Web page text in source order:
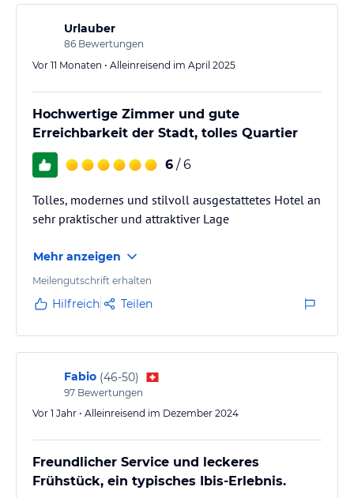
Urlauber
86 Bewertungen
Vor 11 Monaten • Alleinreisend im April 2025
Hochwertige Zimmer und gute
Erreichbarkeit der Stadt, tolles Quartier
6 / 6
Tolles, modernes und stilvoll ausgestattetes Hotel an
sehr praktischer und attraktiver Lage
Mehr anzeigen
Meilengutschrift erhalten
Hilfreich Teilen
Fabio (46-50)
97 Bewertungen
Vor 1 Jahr • Alleinreisend im Dezember 2024
Freundlicher Service und leckeres
Frühstück, ein typisches Ibis-Erlebnis.